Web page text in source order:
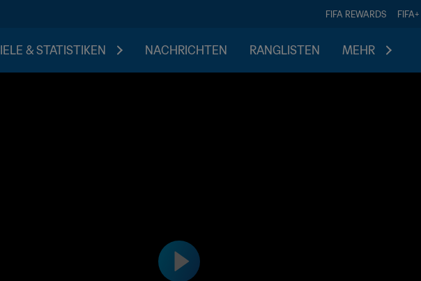
FIFA REWARDS FIFA+
& STATISTIKEN NACHRICHTEN RANGLISTEN MEHR